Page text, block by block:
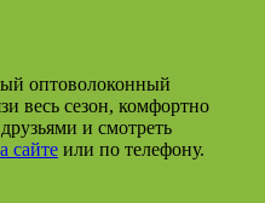
оптоволоконный
весь сезон, комфортно
и смотреть
сайте или по телефону.